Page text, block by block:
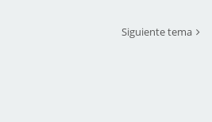
Siguiente tema